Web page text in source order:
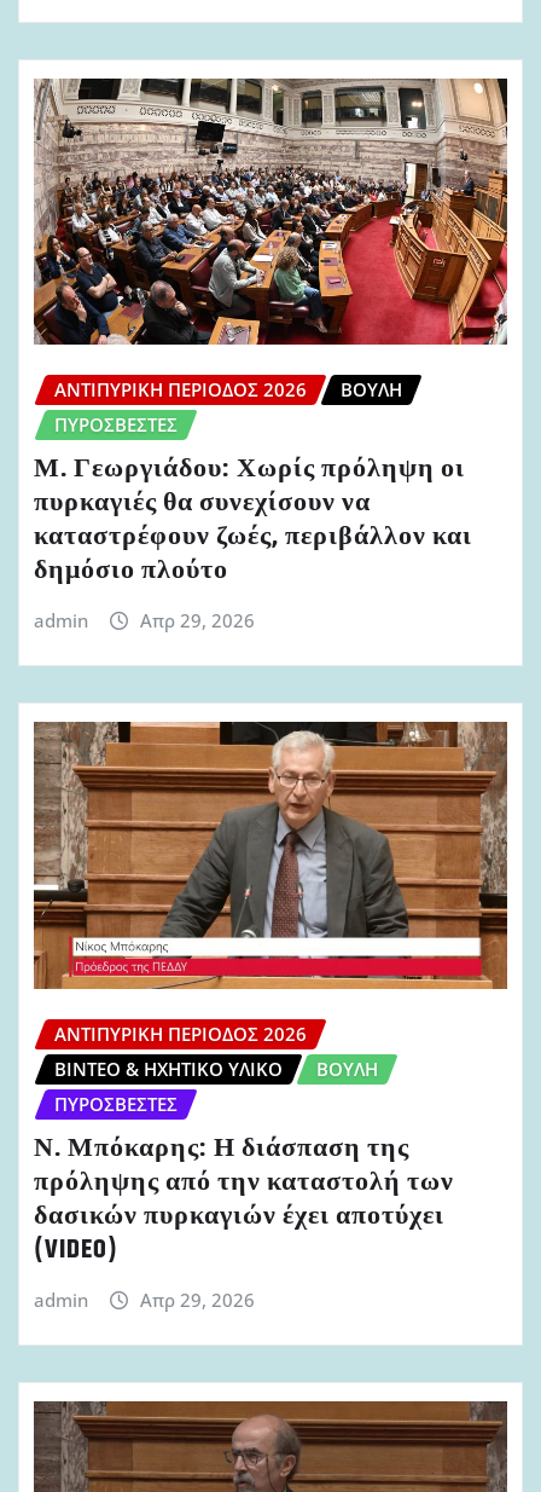
ΑΝΤΙΠΥΡΙΚΉ ΠΕΡΊΟΔΟΣ 2026
ΒΟΥΛΉ
ΠΥΡΟΣΒΈΣΤΕΣ
Μ. Γεωργιάδου: Χωρίς πρόληψη οι
πυρκαγιές θα συνεχίσουν να
καταστρέφουν ζωές, περιβάλλον και
δημόσιο πλούτο
admin Απρ 29, 2026
ΑΝΤΙΠΥΡΙΚΉ ΠΕΡΊΟΔΟΣ 2026
ΒΊΝΤΕΟ & ΗΧΗΤΙΚΌ ΥΛΙΚΌ
ΒΟΥΛΉ
ΠΥΡΟΣΒΈΣΤΕΣ
Ν. Μπόκαρης: Η διάσπαση της
πρόληψης από την καταστολή των
δασικών πυρκαγιών έχει αποτύχει
(VIDEO)
admin Απρ 29, 2026